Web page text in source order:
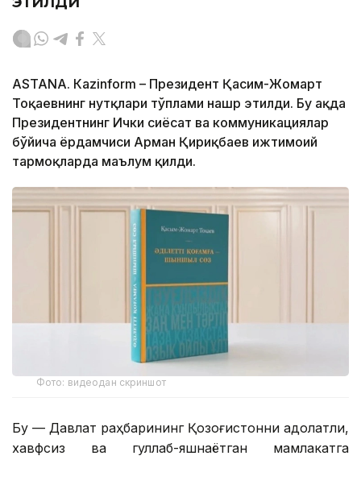
ASTANА. Кazinform – Президент Қасим-Жомарт
Тоқаевнинг нутқлари тўплами нашр этилди. Бу ҳақда
Президентнинг Ички сиёсат ва коммуникациялар
бўйича ёрдамчиси Арман Қириқбаев ижтимоий
тармоқларда маълум қилди.
Фото: видеодан скриншот
Бу — Давлат раҳбарининг Қозоғистонни адолатли,
хавфсиз ва гуллаб-яшнаётган мамлакатга